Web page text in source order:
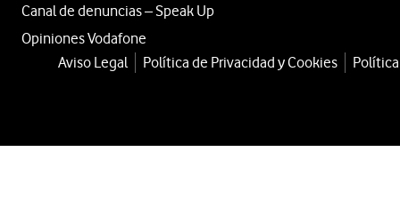
Canal de denuncias – Speak Up
Opiniones Vodafone
Aviso Legal Política de Privacidad y Cookies